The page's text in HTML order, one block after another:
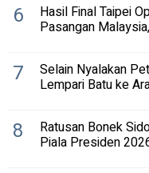
6 Hasil Final Taipei
Pasangan
7 Selain Nyalakan
Lempari Batu ke
8 Ratusan Bonek
Piala Presiden